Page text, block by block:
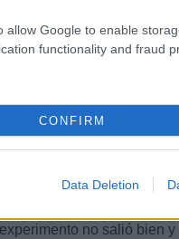
allow Google to enable
functionality and fraud
CONFIRM
Data Deletion
a medir al Athletic con el
sus buenos minutos ante
360.000)
novedad del Huesca
Pedro Mosquera. Pasó
57.
su entrada en el equipo
pase, algo
no salió bien